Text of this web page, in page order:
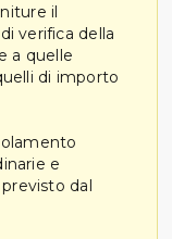
il
verifica della
a quelle
di importo
e
dal